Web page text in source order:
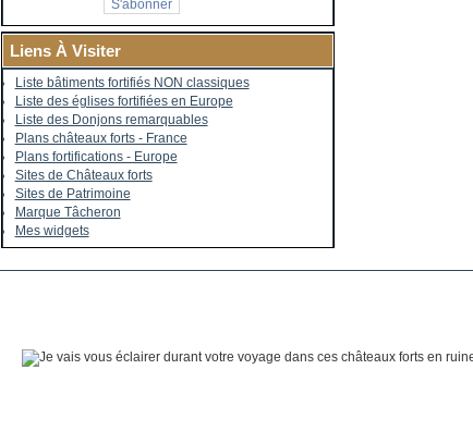
Liens À Visiter
Liste bâtiments fortifiés NON classiques
Liste des églises fortifiées en Europe
Liste des Donjons remarquables
Plans châteaux forts - France
Plans fortifications - Europe
Sites de Châteaux forts
Sites de Patrimoine
Marque Tâcheron
Mes widgets